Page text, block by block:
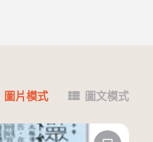
圖片模式 圖文模式